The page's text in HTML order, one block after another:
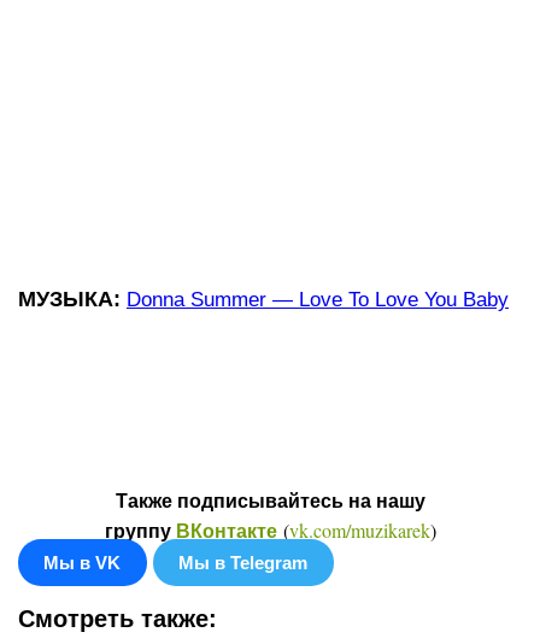
МУЗЫКА: Donna Summer — Love To Love You Baby
Также подписывайтесь на нашу
группу ВКонтакте(vk.com/muzikarek)
Мы в VK Мы в Telegram
Смотреть также: